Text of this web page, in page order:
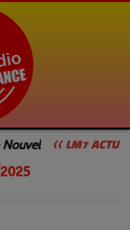
<< LM7 ACTU
Émission
SAMEDI DANCEFLOOR by François GEE
2025